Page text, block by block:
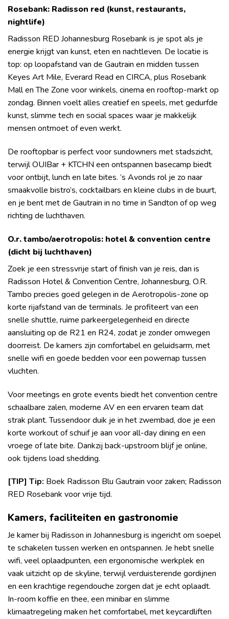
Rosebank: Radisson red (kunst, restaurants,
nightlife)
Radisson RED Johannesburg Rosebank is je spot als je
energie krijgt van kunst, eten en nachtleven. De locatie is
top: op loopafstand van de Gautrain en midden tussen
Keyes Art Mile, Everard Read en CIRCA, plus Rosebank
Mall en The Zone voor winkels, cinema en rooftop-markt op
zondag. Binnen voelt alles creatief en speels, met gedurfde
kunst, slimme tech en social spaces waar je makkelijk
mensen ontmoet of even werkt.
De rooftopbar is perfect voor sundowners met stadszicht,
terwijl OUIBar + KTCHN een ontspannen basecamp biedt
voor ontbijt, lunch en late bites. ’s Avonds rol je zo naar
smaakvolle bistro’s, cocktailbars en kleine clubs in de buurt,
en je bent met de Gautrain in no time in Sandton of op weg
richting de luchthaven.
O.r. tambo/aerotropolis: hotel & convention centre
(dicht bij luchthaven)
Zoek je een stressvrije start of finish van je reis, dan is
Radisson Hotel & Convention Centre, Johannesburg, O.R.
Tambo precies goed gelegen in de Aerotropolis-zone op
korte rijafstand van de terminals. Je profiteert van een
snelle shuttle, ruime parkeergelegenheid en directe
aansluiting op de R21 en R24, zodat je zonder omwegen
doorreist. De kamers zijn comfortabel en geluidsarm, met
snelle wifi en goede bedden voor een powernap tussen
vluchten.
Voor meetings en grote events biedt het convention centre
schaalbare zalen, moderne AV en een ervaren team dat
strak plant. Tussendoor duik je in het zwembad, doe je een
korte workout of schuif je aan voor all-day dining en een
vroege of late bite. Dankzij back-upstroom blijf je online,
ook tijdens load shedding.
[TIP] Tip: Boek Radisson Blu Gautrain voor zaken; Radisson
RED Rosebank voor vrije tijd.
Kamers, faciliteiten en gastronomie
Je kamer bij Radisson in Johannesburg is ingericht om soepel
te schakelen tussen werken en ontspannen. Je hebt snelle
wifi, veel oplaadpunten, een ergonomische werkplek en
vaak uitzicht op de skyline, terwijl verduisterende gordijnen
en een krachtige regendouche zorgen dat je echt oplaadt.
In-room koffie en thee, een minibar en slimme
klimaatregeling maken het comfortabel, met keycardliften